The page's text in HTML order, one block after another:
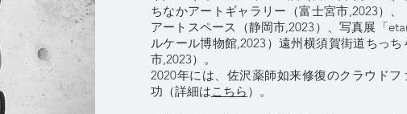
ちなかアートギャラリー（富士宮市,2023）、
アートスペース（静岡市,2023）、写真展「
ルケール博物館,2023）遠州横須賀街道ちっち
市,2023）。
​2020年には、佐沢薬師如来修復のクラウドフ
功（詳細はこちら ）。